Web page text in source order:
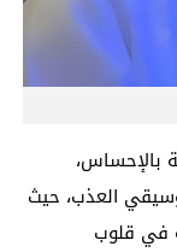
بالإحساس،
العذب، حيث
في قلوب